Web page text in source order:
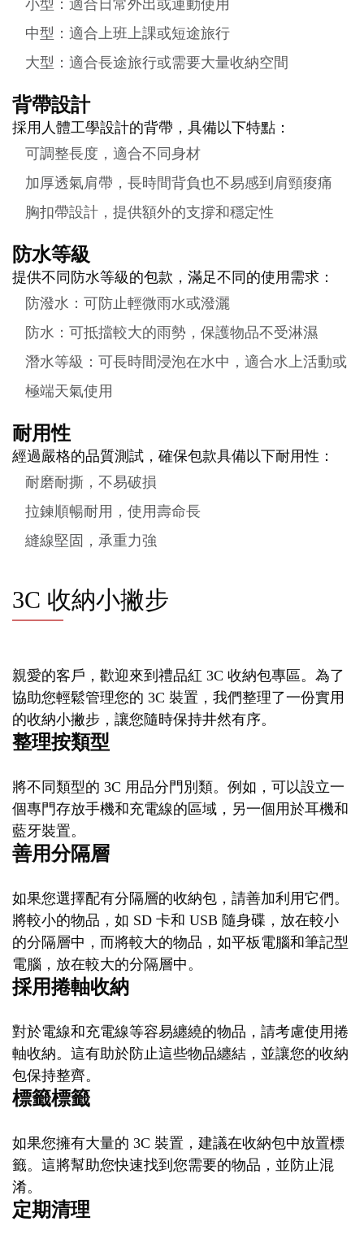
小型：適合日常外出或運動使用
中型：適合上班上課或短途旅行
大型：適合長途旅行或需要大量收納空間
背帶設計
採用人體工學設計的背帶，具備以下特點：
可調整長度，適合不同身材
加厚透氣肩帶，長時間背負也不易感到肩頸痠痛
胸扣帶設計，提供額外的支撐和穩定性
防水等級
提供不同防水等級的包款，滿足不同的使用需求：
防潑水：可防止輕微雨水或潑灑
防水：可抵擋較大的雨勢，保護物品不受淋濕
潛水等級：可長時間浸泡在水中，適合水上活動或
極端天氣使用
耐用性
經過嚴格的品質測試，確保包款具備以下耐用性：
耐磨耐撕，不易破損
拉鍊順暢耐用，使用壽命長
縫線堅固，承重力強
3C 收納小撇步
親愛的客戶，歡迎來到禮品紅 3C 收納包專區。為了
協助您輕鬆管理您的 3C 裝置，我們整理了一份實用
的收納小撇步，讓您隨時保持井然有序。
整理按類型
將不同類型的 3C 用品分門別類。例如，可以設立一
個專門存放手機和充電線的區域，另一個用於耳機和
藍牙裝置。
善用分隔層
如果您選擇配有分隔層的收納包，請善加利用它們。
將較小的物品，如 SD 卡和 USB 隨身碟，放在較小
的分隔層中，而將較大的物品，如平板電腦和筆記型
電腦，放在較大的分隔層中。
採用捲軸收納
對於電線和充電線等容易纏繞的物品，請考慮使用捲
軸收納。這有助於防止這些物品纏結，並讓您的收納
包保持整齊。
標籤標籤
如果您擁有大量的 3C 裝置，建議在收納包中放置標
籤。這將幫助您快速找到您需要的物品，並防止混
淆。
定期清理